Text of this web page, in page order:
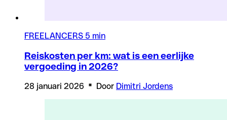
FREELANCERS 5 min
Reiskosten per km: wat is een eerlijke
vergoeding in 2026?
28 januari 2026 Door Dimitri Jordens